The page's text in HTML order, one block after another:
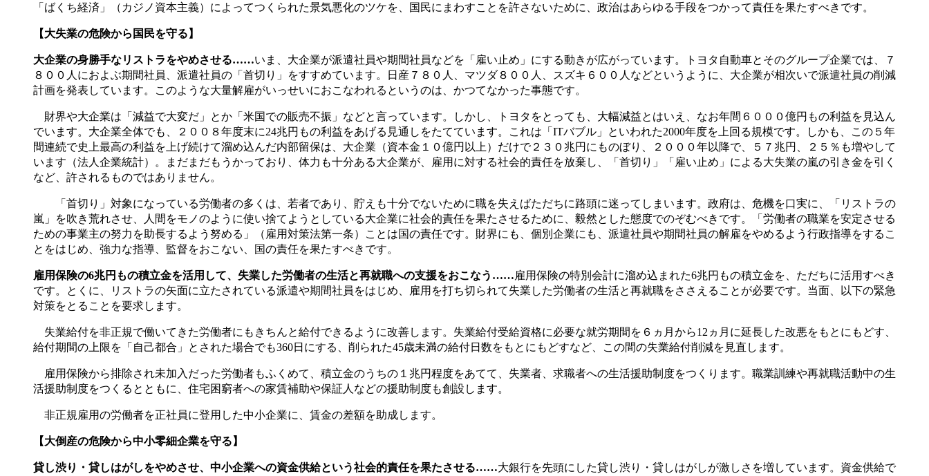
「ばくち経済」（カジノ資本主義）によってつくられた景気悪化のツケを、国民にまわすことを許さないために、政治はあらゆる手段をつかって責任を果たすべきです。
【大失業の危険から国民を守る】
大企業の身勝手なリストラをやめさせる……いま、大企業が派遣社員や期間社員などを「雇い止め」にする動きが広がっています。トヨタ自動車とそのグループ企業では、７
８００人におよぶ期間社員、派遣社員の「首切り」をすすめています。日産７８０人、マツダ８００人、スズキ６００人などというように、大企業が相次いで派遣社員の削減
計画を発表しています。このような大量解雇がいっせいにおこなわれるというのは、かつてなかった事態です。
財界や大企業は「減益で大変だ」とか「米国での販売不振」などと言っています。しかし、トヨタをとっても、大幅減益とはいえ、なお年間６０００億円もの利益を見込ん
でいます。大企業全体でも、２００８年度末に24兆円もの利益をあげる見通しをたてています。これは「ITバブル」といわれた2000年度を上回る規模です。しかも、この５年
間連続で史上最高の利益を上げ続けて溜め込んだ内部留保は、大企業（資本金１０億円以上）だけで２３０兆円にものぼり、２０００年以降で、５７兆円、２５％も増やして
います（法人企業統計）。まだまだもうかっており、体力も十分ある大企業が、雇用に対する社会的責任を放棄し、「首切り」「雇い止め」による大失業の嵐の引き金を引く
など、許されるものではありません。
「首切り」対象になっている労働者の多くは、若者であり、貯えも十分でないために職を失えばただちに路頭に迷ってしまいます。政府は、危機を口実に、「リストラの
嵐」を吹き荒れさせ、人間をモノのように使い捨てようとしている大企業に社会的責任を果たさせるために、毅然とした態度でのぞむべきです。「労働者の職業を安定させる
ための事業主の努力を助長するよう努める」（雇用対策法第一条）ことは国の責任です。財界にも、個別企業にも、派遣社員や期間社員の解雇をやめるよう行政指導をするこ
とをはじめ、強力な指導、監督をおこない、国の責任を果たすべきです。
雇用保険の6兆円もの積立金を活用して、失業した労働者の生活と再就職への支援をおこなう……雇用保険の特別会計に溜め込まれた6兆円もの積立金を、ただちに活用すべき
です。とくに、リストラの矢面に立たされている派遣や期間社員をはじめ、雇用を打ち切られて失業した労働者の生活と再就職をささえることが必要です。当面、以下の緊急
対策をとることを要求します。
失業給付を非正規で働いてきた労働者にもきちんと給付できるように改善します。失業給付受給資格に必要な就労期間を６ヵ月から12ヵ月に延長した改悪をもとにもどす、
給付期間の上限を「自己都合」とされた場合でも360日にする、削られた45歳未満の給付日数をもとにもどすなど、この間の失業給付削減を見直します。
雇用保険から排除され未加入だった労働者もふくめて、積立金のうちの１兆円程度をあてて、失業者、求職者への生活援助制度をつくります。職業訓練や再就職活動中の生
活援助制度をつくるとともに、住宅困窮者への家賃補助や保証人などの援助制度も創設します。
非正規雇用の労働者を正社員に登用した中小企業に、賃金の差額を助成します。
【大倒産の危険から中小零細企業を守る】
貸し渋り・貸しはがしをやめさせ、中小企業への資金供給という社会的責任を果たさせる……大銀行を先頭にした貸し渋り・貸しはがしが激しさを増しています。資金供給で